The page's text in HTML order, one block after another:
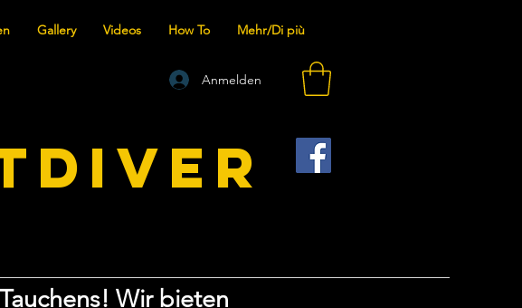
Gallery Videos How To Mehr/Di più
Anmelden
Wir bieten